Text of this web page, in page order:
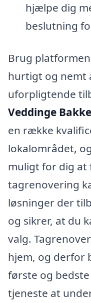
hjælpe dig
beslutning
Brug
hurtigt og nemt
uforpligtende
Veddinge
en række
lokalområdet,
muligt for dig at
tagrenovering
løsninger der
og sikrer, at du
valg.
hjem, og derfor
første og
tjeneste at